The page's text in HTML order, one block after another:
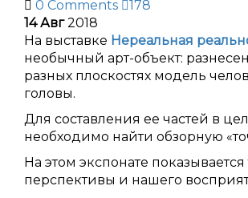
0 Comments
178
14 Авг2018
На выставке Нереальная
необычный арт-объект:
разных плоскостях модель
головы.
Для составления ее частей в
необходимо найти обзорную
На этом экспонате показывается
перспективы и нашего